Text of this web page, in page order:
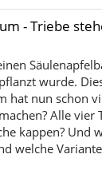
- Triebe
wurde.
hat nun schon
Alle vier
kappen? Und
welche